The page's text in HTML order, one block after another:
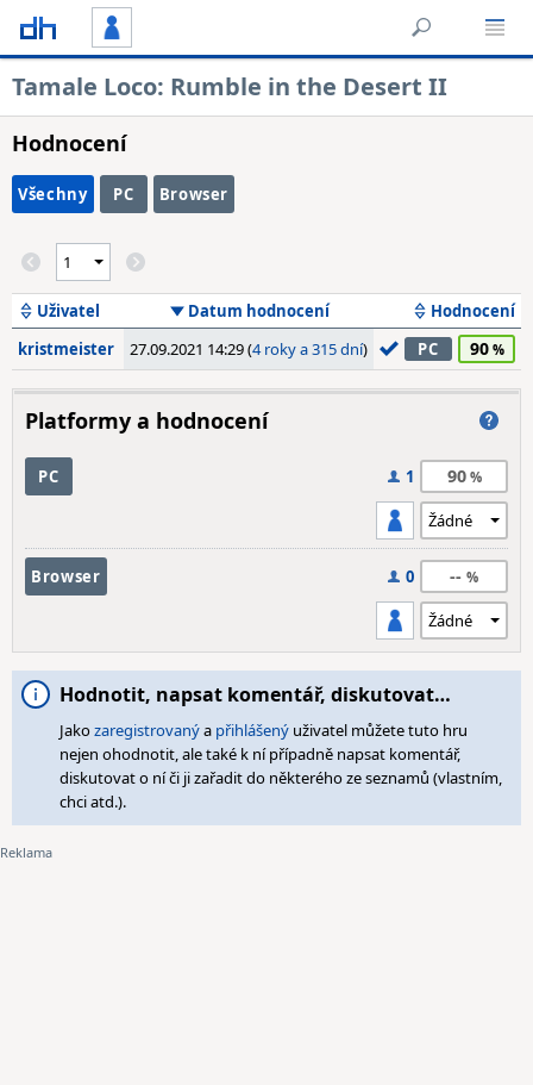
Tamale Loco: Rumble in the Desert II
Hodnocení
Všechny PC Browser
Uživatel Datum hodnocení
Hodnocení
kristmeister
27.09.2021 14:29 (4 roky a 315 dní) PC 90
Platformy a hodnocení
PC 1 90
Browser 0 --
Hodnotit, napsat komentář, diskutovat…
Jakozaregistrovanýa přihlášený uživatel můžete tuto hru
nejen ohodnotit, ale také k ní případně napsat komentář,
diskutovat o ní či ji zařadit do některého ze seznamů (vlastním,
chci atd.).